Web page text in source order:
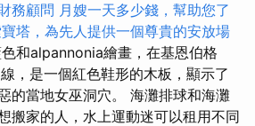
務顧問 月嫂一天多少錢，幫助您了
塔，為先人提供一個尊貴的安放場
和alpannonia繪畫，在基恩伯格
，是一個紅色鞋形的木板，顯示了
的當地女巫洞穴。 海灘排球和海灘
搬家的人，水上運動迷可以租用不同